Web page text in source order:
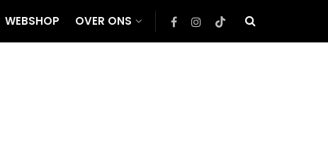
WEBSHOP OVER ONS